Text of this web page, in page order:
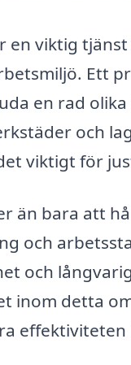
en viktig
Ett
en rad
och
viktigt för
än bara att
och
och
inom detta
effektiviteten